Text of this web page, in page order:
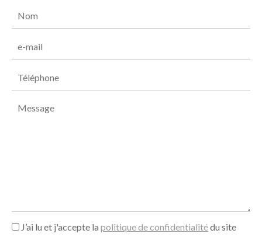
J’ai lu et j'accepte la politique de confidentialitédu site